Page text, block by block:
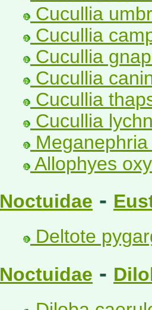
Cucullia
Cucullia
Cucullia
Cucullia
Cucullia
Cucullia
Allophyes
Noctuidae -
Deltote
Noctuidae -